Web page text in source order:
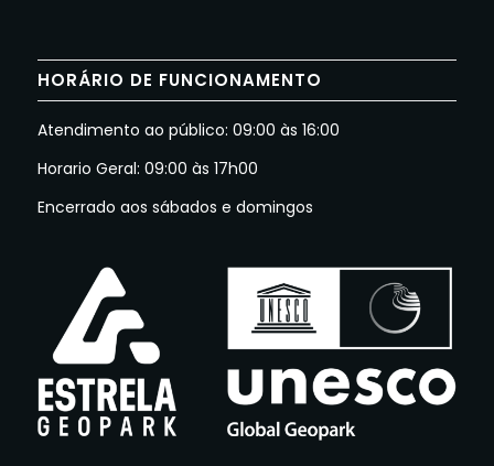
HORÁRIO DE FUNCIONAMENTO
Atendimento ao público: 09:00 às 16:00
Horario Geral: 09:00 às 17h00
Encerrado aos sábados e domingos